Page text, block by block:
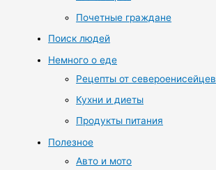
Почетные граждане
Поиск людей
Немного о еде
Рецепты от североенисейцев
Кухни и диеты
Продукты питания
Полезное
Авто и мото